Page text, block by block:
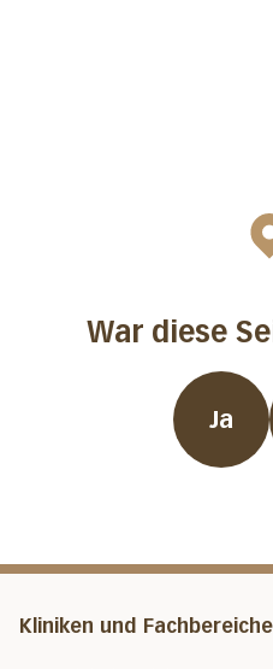
War diese
Ja
Kliniken und Fachbereiche